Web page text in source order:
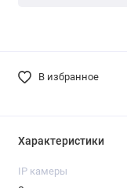
В избранное
Характеристики
IP камеры